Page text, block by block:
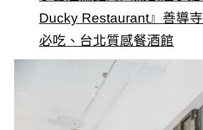
Ducky Restaurant』善導
必吃、台北質感餐酒館